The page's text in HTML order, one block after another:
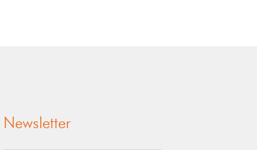
Newsletter